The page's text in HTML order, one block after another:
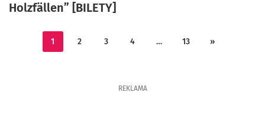
Holzfällen” [BILETY]
1 2 3 4 … 13 »
REKLAMA